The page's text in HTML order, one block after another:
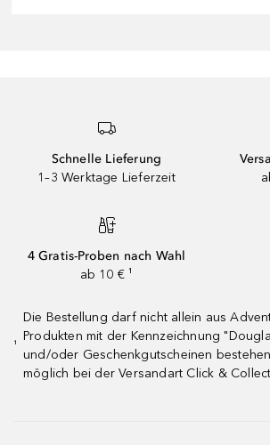
Schnelle Lieferung
1–3 Werktage Lieferzeit
4 Gratis-Proben nach Wahl
ab 10 € ¹
¹
Die Bestellung darf nicht allein aus
Produkten mit der Kennzeichnung
und/oder Geschenkgutscheinen
möglich bei der Versandart Click &